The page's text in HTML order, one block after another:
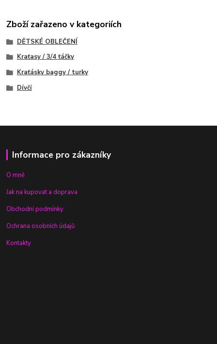
Zboží zařazeno v kategoriích
DĚTSKÉ OBLEČENÍ
Kraťasy / 3/4 ťáčky
Kraťásky baggy / turky
Dívčí
Informace pro zákazníky
O mně
Jak na kupovat a doprava
Obchodní podmínky
Ochrana osobních údajů
Kontakty